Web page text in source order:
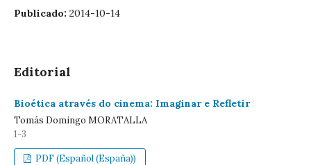
Publicado: 2014-10-14
Editorial
Bioética através do cinema: Imaginar e Refletir
Tomás Domingo MORATALLA
1-3
PDF (Español (España))